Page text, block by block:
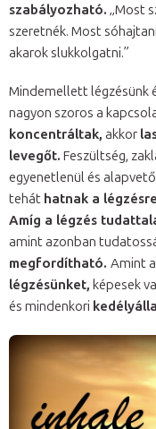
szabályozható. „Most
szeretnék. Most
akarok slukkolgatni.”
Mindemellett légzésünk
nagyon szoros a
koncentráltak, akkor
levegőt. Feszültség,
egyenetlenül és
tehát hatnak a
Amíg a légzés
amint azonban
megfordítható. Amint a
légzésünket, képesek
és mindenkori